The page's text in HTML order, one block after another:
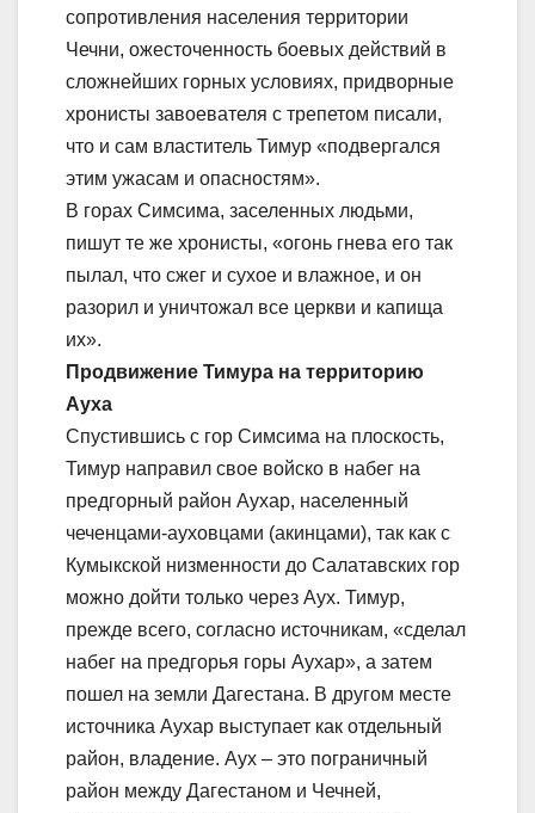
сопротивления населения территории
Чечни, ожесточенность боевых действий в
сложнейших горных условиях, придворные
хронисты завоевателя с трепетом писали,
что и сам властитель Тимур «подвергался
этим ужасам и опасностям».
В горах Симсима, заселенных людьми,
пишут те же хронисты, «огонь гнева его так
пылал, что сжег и сухое и влажное, и он
разорил и уничтожал все церкви и капища
их».
Продвижение Тимура на территорию
Ауха
Спустившись с гор Симсима на плоскость,
Тимур направил свое войско в набег на
предгорный район Аухар, населенный
чеченцами-ауховцами (акинцами), так как с
Кумыкской низменности до Салатавских гор
можно дойти только через Аух. Тимур,
прежде всего, согласно источникам, «сделал
набег на предгорья горы Аухар», а затем
пошел на земли Дагестана. В другом месте
источника Аухар выступает как отдельный
район, владение. Аух – это пограничный
район между Дагестаном и Чечней,